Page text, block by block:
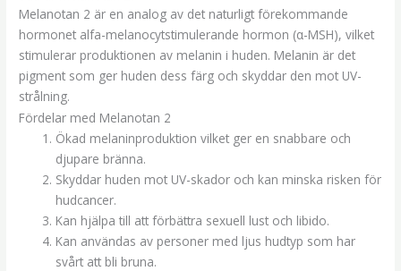
Melanotan 2 är en analog av det naturligt förekommande
hormonet alfa-melanocytstimulerande hormon (α-MSH), vilket
stimulerar produktionen av melanin i huden. Melanin är det
pigment som ger huden dess färg och skyddar den mot UV-
strålning.
Fördelar med Melanotan 2
Ökad melaninproduktion vilket ger en snabbare och
djupare bränna.
Skyddar huden mot UV-skador och kan minska risken för
hudcancer.
Kan hjälpa till att förbättra sexuell lust och libido.
Kan användas av personer med ljus hudtyp som har
svårt att bli bruna.